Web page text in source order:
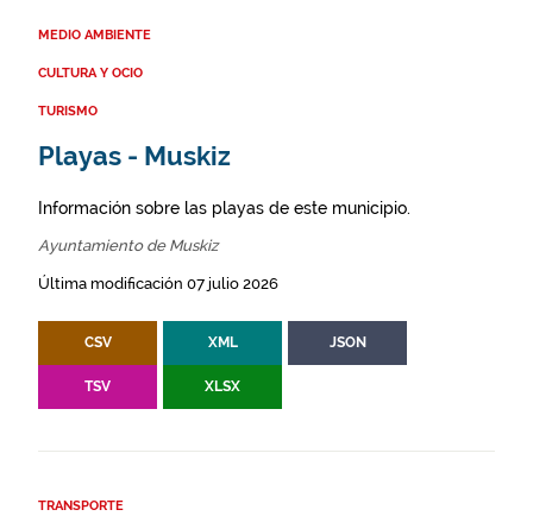
MEDIO AMBIENTE
CULTURA Y OCIO
TURISMO
Playas - Muskiz
Información sobre las playas de este municipio.
Ayuntamiento de Muskiz
Última modificación 07 julio 2026
CSV XML JSON
TSV XLSX
TRANSPORTE